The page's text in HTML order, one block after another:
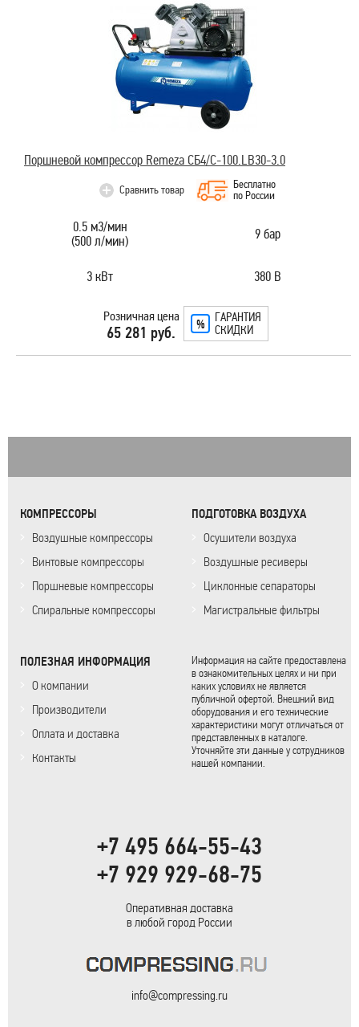
Поршневой компрессор Remeza СБ4/С-100.LB30-3.0
Сравнить товар
Бесплатно
по России
0.5 м3/мин
(500 л/мин)
9 бар
3 кВт 380 В
Розничная цена
65 281 руб.
ГАРАНТИЯ
СКИДКИ
КОМПРЕССОРЫ
Воздушные компрессоры
Винтовые компрессоры
Поршневые компрессоры
Спиральные компрессоры
ПОДГОТОВКА ВОЗДУХА
Осушители воздуха
Воздушные ресиверы
Циклонные сепараторы
Магистральные фильтры
ПОЛЕЗНАЯ ИНФОРМАЦИЯ
О компании
Производители
Оплата и доставка
Контакты
Информация на сайте предоставлена
в ознакомительных целях и ни при
каких условиях не является
публичной офертой. Внешний вид
оборудования и его технические
характеристики могут отличаться от
представленных в каталоге.
Уточняйте эти данные у сотрудников
нашей компании.
+7 495 664-55-43
+7 929 929-68-75
Оперативная доставка
в любой город России
info@compressing.ru